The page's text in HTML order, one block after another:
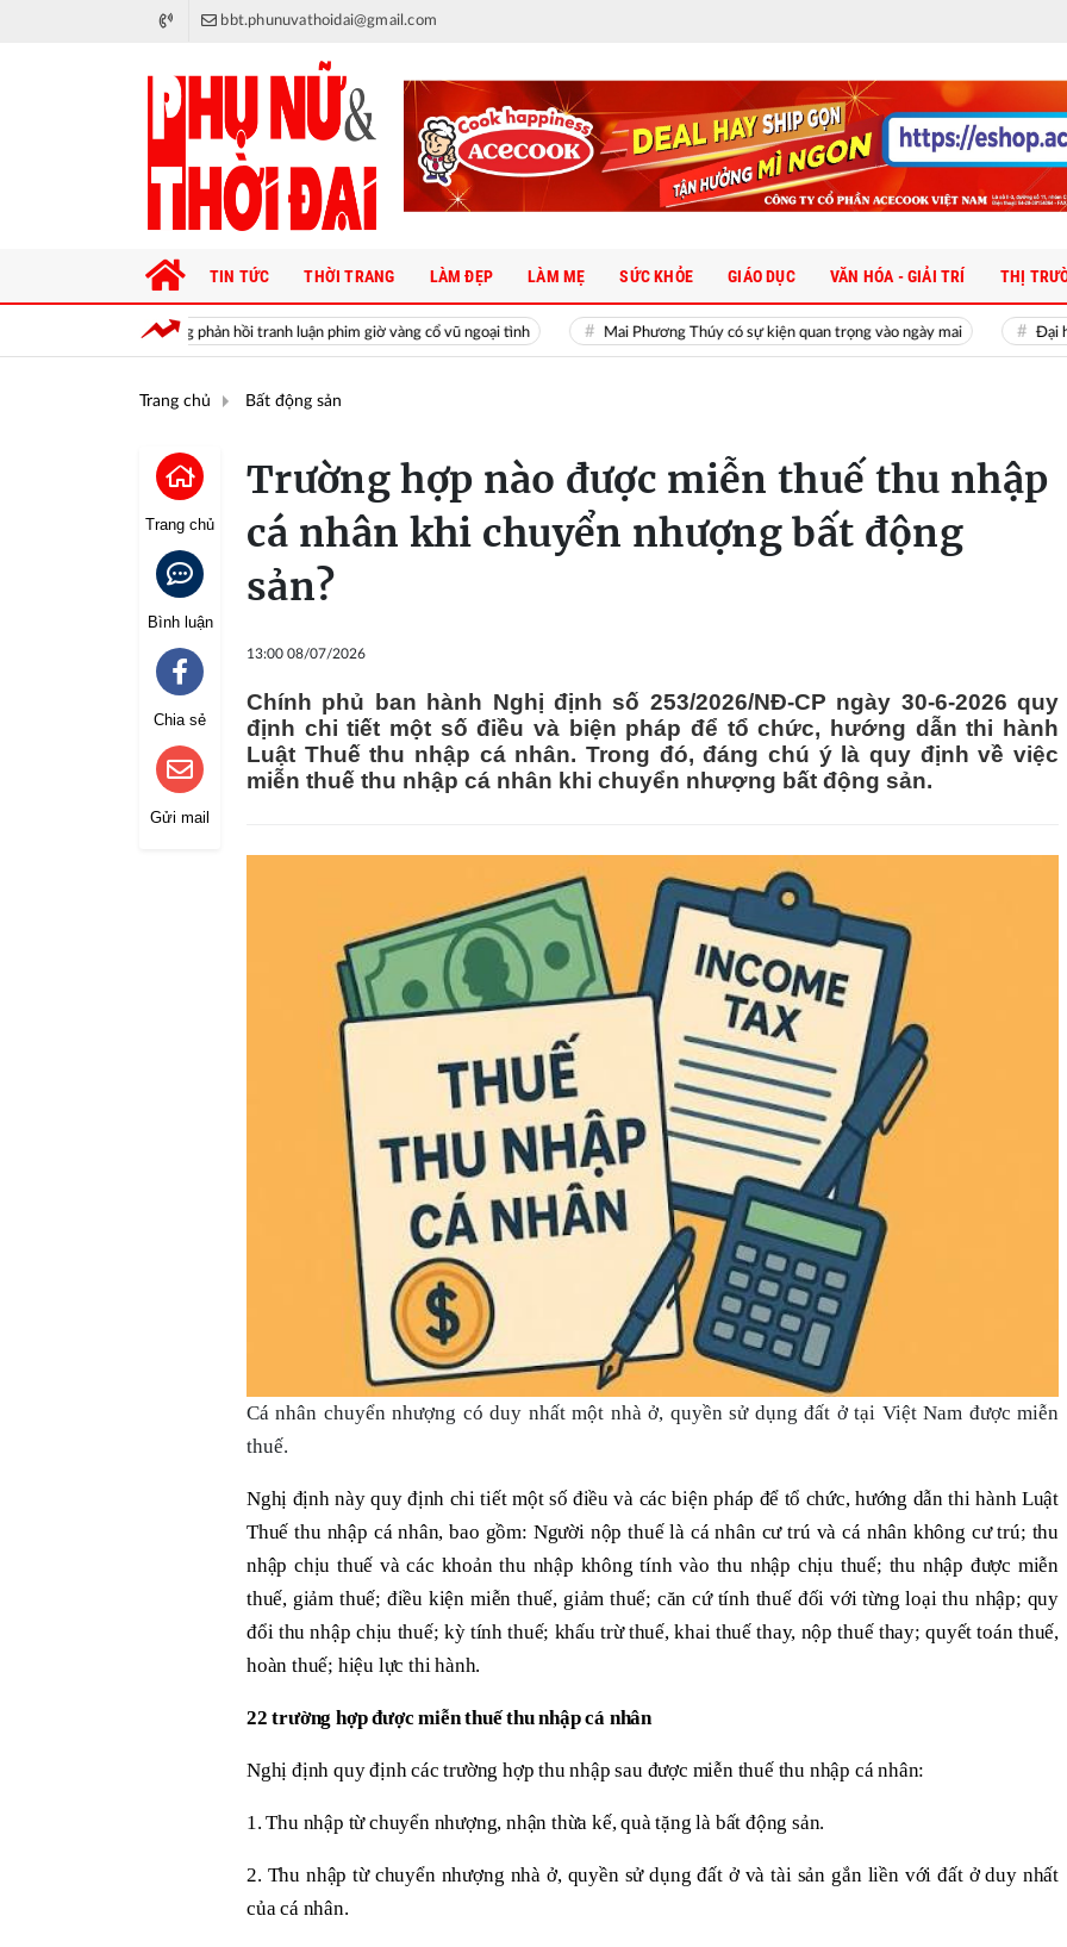
bbt.phunuvathoidai@gmail.com
NSƯT Chí Trung phản hồi tranh luận phim giờ vàng cổ vũ ngoại tình Mai Phương Thúy có sự kiện quan trọng vào ngày mai Đại học đầu
TIN TỨC THỜI TRANG LÀM ĐẸP LÀM MẸ SỨC KHỎE GIÁO DỤC VĂN HÓA - GIẢI TRÍ THỊ
Trang chủ Bất động sản
Trang chủ
Bình luận
Chia sẻ
Gửi mail
Trường hợp nào được miễn thuế thu nhập
cá nhân khi chuyển nhượng bất động
sản?
13:00 08/07/2026
Chính phủ ban hành Nghị định số 253/2026/NĐ-CP ngày 30-6-2026 quy
định chi tiết một số điều và biện pháp để tổ chức, hướng dẫn thi hành
Luật Thuế thu nhập cá nhân. Trong đó, đáng chú ý là quy định về việc
miễn thuế thu nhập cá nhân khi chuyển nhượng bất động sản.
Cá nhân chuyển nhượng có duy nhất một nhà ở, quyền sử dụng đất ở tại Việt Nam được miễn
thuế.
Nghị định này quy định chi tiết một số điều và các biện pháp để tổ chức, hướng dẫn thi hành Luật
Thuế thu nhập cá nhân, bao gồm: Người nộp thuế là cá nhân cư trú và cá nhân không cư trú; thu
nhập chịu thuế và các khoản thu nhập không tính vào thu nhập chịu thuế; thu nhập được miễn
thuế, giảm thuế; điều kiện miễn thuế, giảm thuế; căn cứ tính thuế đối với từng loại thu nhập; quy
đổi thu nhập chịu thuế; kỳ tính thuế; khấu trừ thuế, khai thuế thay, nộp thuế thay; quyết toán thuế,
hoàn thuế; hiệu lực thi hành.
22 trường hợp được miễn thuế thu nhập cá nhân
Nghị định quy định các trường hợp thu nhập sau được miễn thuế thu nhập cá nhân:
1. Thu nhập từ chuyển nhượng, nhận thừa kế, quà tặng là bất động sản.
2. Thu nhập từ chuyển nhượng nhà ở, quyền sử dụng đất ở và tài sản gắn liền với đất ở duy nhất
của cá nhân.